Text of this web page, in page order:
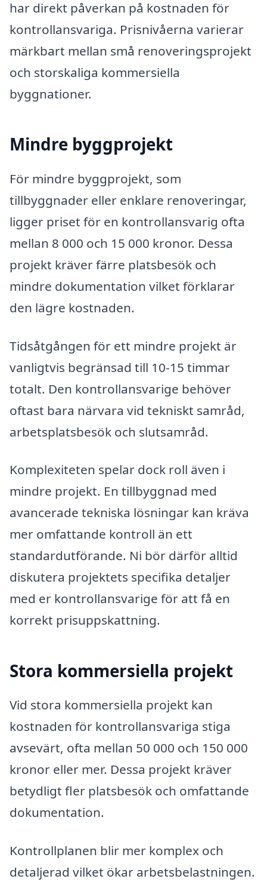
har direkt påverkan på kostnaden för
kontrollansvariga. Prisnivåerna varierar
märkbart mellan små renoveringsprojekt
och storskaliga kommersiella
byggnationer.
Mindre byggprojekt
För mindre byggprojekt, som
tillbyggnader eller enklare renoveringar,
ligger priset för en kontrollansvarig ofta
mellan 8 000 och 15 000 kronor. Dessa
projekt kräver färre platsbesök och
mindre dokumentation vilket förklarar
den lägre kostnaden.
Tidsåtgången för ett mindre projekt är
vanligtvis begränsad till 10-15 timmar
totalt. Den kontrollansvarige behöver
oftast bara närvara vid tekniskt samråd,
arbetsplatsbesök och slutsamråd.
Komplexiteten spelar dock roll även i
mindre projekt. En tillbyggnad med
avancerade tekniska lösningar kan kräva
mer omfattande kontroll än ett
standardutförande. Ni bör därför alltid
diskutera projektets specifika detaljer
med er kontrollansvarige för att få en
korrekt prisuppskattning.
Stora kommersiella projekt
Vid stora kommersiella projekt kan
kostnaden för kontrollansvariga stiga
avsevärt, ofta mellan 50 000 och 150 000
kronor eller mer. Dessa projekt kräver
betydligt fler platsbesök och omfattande
dokumentation.
Kontrollplanen blir mer komplex och
detaljerad vilket ökar arbetsbelastningen.